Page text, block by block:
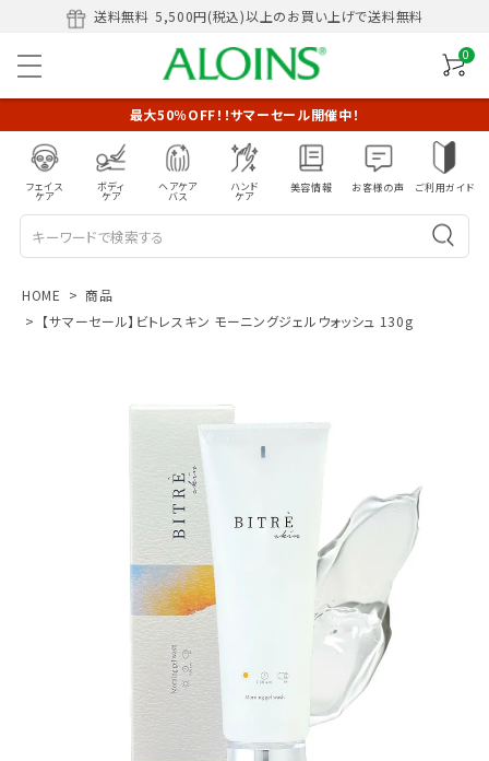
送料無料 5,500円(税込)以上のお買い上げで送料無料
0
最大50％OFF！！サマーセール開催中！
フェイス
ケア
ボディ
ケア
ヘアケア
バス
ハンド
ケア
美容情報 お客様の声 ご利用ガイド
HOME
商品
【サマーセール】ビトレスキン モーニングジェルウォッシュ 130g